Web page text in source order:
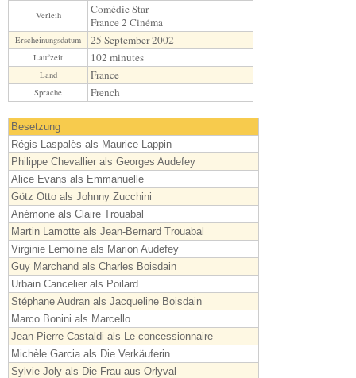
Verleih
Comédie Star
France 2 Cinéma
Erscheinungsdatum 25 September 2002
Laufzeit 102 minutes
Land France
Sprache French
Besetzung
Régis Laspalès als Maurice Lappin
Philippe Chevallier als Georges Audefey
Alice Evans als Emmanuelle
Götz Otto als Johnny Zucchini
Anémone als Claire Trouabal
Martin Lamotte als Jean-Bernard Trouabal
Virginie Lemoine als Marion Audefey
Guy Marchand als Charles Boisdain
Urbain Cancelier als Poilard
Stéphane Audran als Jacqueline Boisdain
Marco Bonini als Marcello
Jean-Pierre Castaldi als Le concessionnaire
Michèle Garcia als Die Verkäuferin
Sylvie Joly als Die Frau aus Orlyval